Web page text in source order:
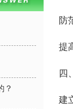
？
防
提
四
建